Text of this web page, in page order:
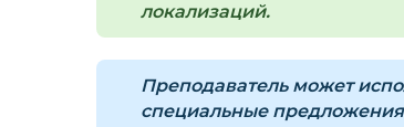
локализаций.
Преподаватель может
специальные